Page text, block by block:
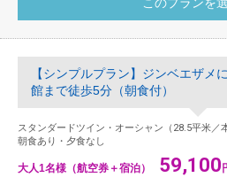
【シンプルプラン】ジンベエザメ
館まで徒歩5分（朝食付）
スタンダードツイン・オーシャン（28.5平米／
朝食あり・夕食なし
大人1名様（航空券＋宿泊） 59,100